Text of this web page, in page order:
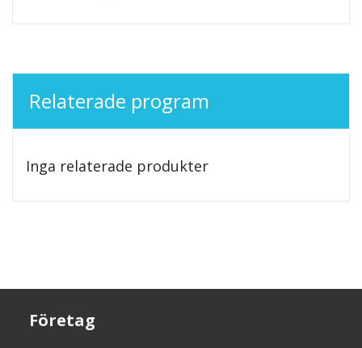
Relaterade program
Inga relaterade produkter
Företag